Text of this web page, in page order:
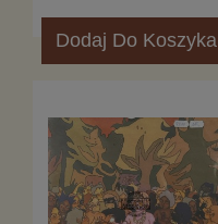
Dodaj Do Koszyka